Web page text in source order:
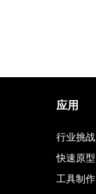
应用
行业挑战
快速原型
工具制作